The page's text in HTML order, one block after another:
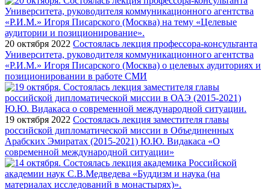
20 октября 2022 Состоялась лекция профессора-консультанта
Университета, руководителя коммуникационного агентства
«Р.И.М.» Игоря Писарского (Москва) о целевых аудиториях и
позиционировании в работе СМИ
19 октября 2022 Состоялась лекция заместителя главы
российской дипломатической миссии в Объединенных
Арабских Эмиратах (2015-2021) Ю.Ю. Видакаса «О
современной международной ситуации»